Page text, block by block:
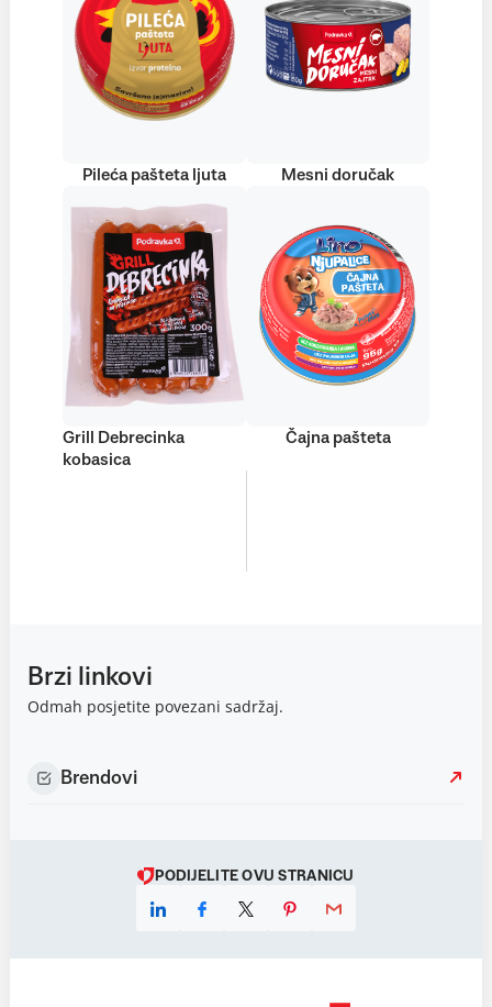
Pileća pašteta ljuta Mesni doručak
Grill Debrecinka
kobasica
Čajna pašteta
Brzi linkovi
Odmah posjetite povezani sadržaj.
Brendovi
PODIJELITE OVU STRANICU